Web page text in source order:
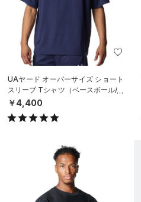
UAヤード オーバーサイズ ショート
スリーブ Tシャツ（ベースボール/M
EN）
￥4,400